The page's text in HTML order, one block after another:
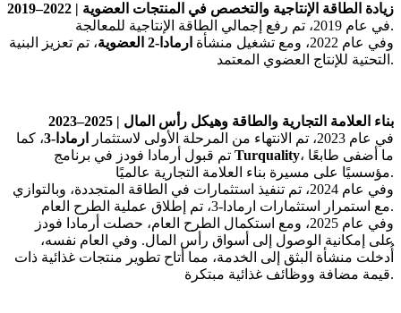
2019–2022 | زيادة الطاقة الإنتاجية والتخصص في المنتجات العضوية
في عام ، تم رفع إجمالي الطاقة الإنتاجية للمعالجة
.
وفي عام ، ومع تشغيل منشأة ارمادا -2 العضوية، تم تعزيز
البنية
التحتية للإنتاج العضوي المعتمد .
2023–2025 | بناء العلامة التجارية والطاقة وهيكل رأس المال
في عام ، تم الانتهاء من المرحلة الأولى لاستثمار ارمادا -3 ، كما
تم قبول أرمادا فودز في برنامج Turquality، ما أضفى طابعًا
مؤسسيًا على مسيرة بناء العلامة التجارية عالميًا
.
وفي عام ، تم تنفيذ استثمارات في الطاقة المتجددة، وبالتوازي
مع استمرار استثمارات ارمادا -3 ، تم إطلاق عملية الطرح العام
.
وفي عام ، ومع استكمال الطرح العام، حصلت أرمادا فودز
على إمكانية الوصول إلى أسواق رأس المال. وفي العام نفسه،
أُدخلت منشأة البثق إلى الخدمة، مما أتاح تطوير منتجات غذائية ذات
قيمة مضافة ووظائف غذائية مبتكرة .